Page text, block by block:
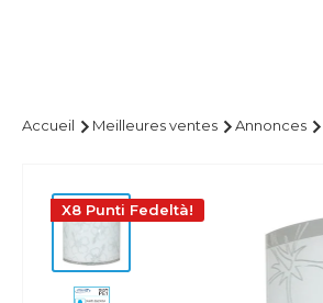
Accueil Meilleures ventes Annonces
X8 Punti Fedeltà!